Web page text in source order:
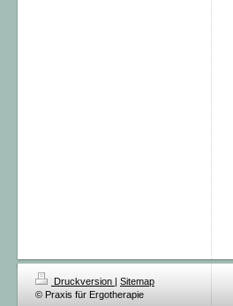
Druckversion | Sitemap
© Praxis für Ergotherapie